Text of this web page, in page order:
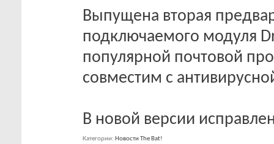
Выпущена вторая
подключаемого модуля
популярной почтовой
совместим с
В новой версии
Категории Новости The Bat!